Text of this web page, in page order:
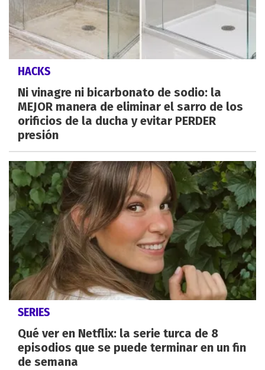
HACKS
Ni vinagre ni bicarbonato de sodio: la
MEJOR manera de eliminar el sarro de los
orificios de la ducha y evitar PERDER
presión
SERIES
Qué ver en Netflix: la serie turca de 8
episodios que se puede terminar en un fin
de semana